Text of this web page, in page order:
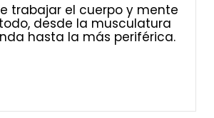
trabajar el cuerpo y mente
desde la musculatura
hasta la más periférica.